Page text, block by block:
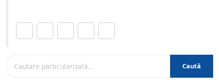
Caută